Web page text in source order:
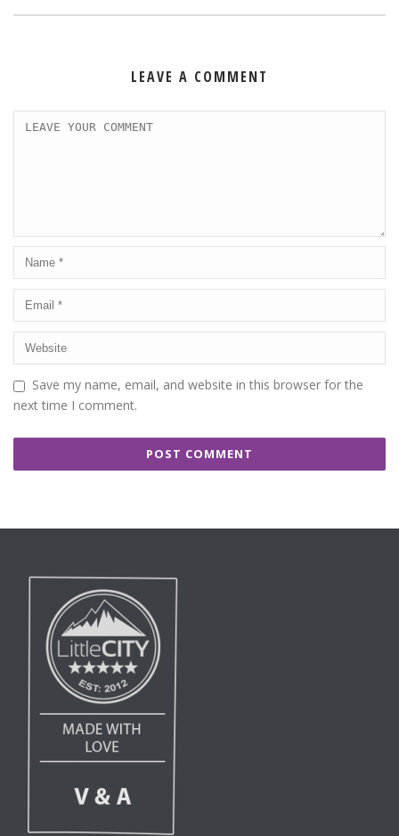
LEAVE A COMMENT
Save my name, email, and website in this browser for the
next time I comment.